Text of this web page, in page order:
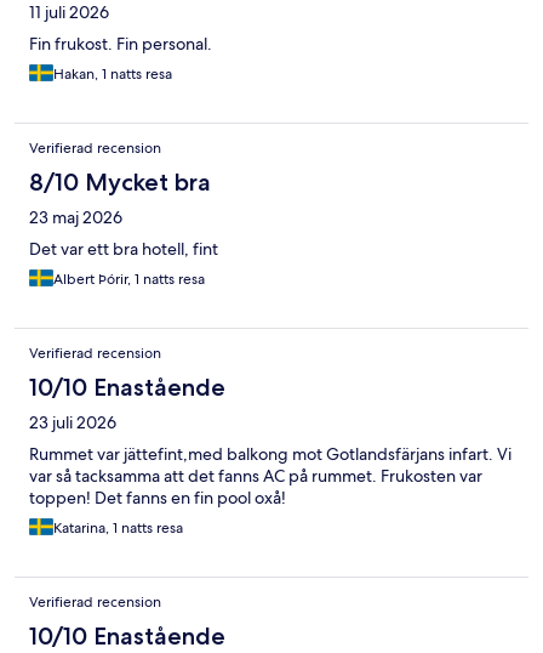
11 juli 2026
Fin frukost. Fin personal.
Hakan, 1 natts resa
Verifierad recension
8/10 Mycket bra
23 maj 2026
Det var ett bra hotell, fint
Albert Þórir, 1 natts resa
Verifierad recension
10/10 Enastående
23 juli 2026
Rummet var jättefint,med balkong mot Gotlandsfärjans infart. Vi
var så tacksamma att det fanns AC på rummet. Frukosten var
toppen! Det fanns en fin pool oxå!
Katarina, 1 natts resa
Verifierad recension
10/10 Enastående